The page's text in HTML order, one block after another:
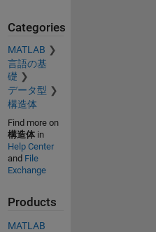
Categories
MATLAB
言語の基
礎
データ型
構造体
Find more on
構造体in
Help Center
and File
Exchange
Products
MATLAB